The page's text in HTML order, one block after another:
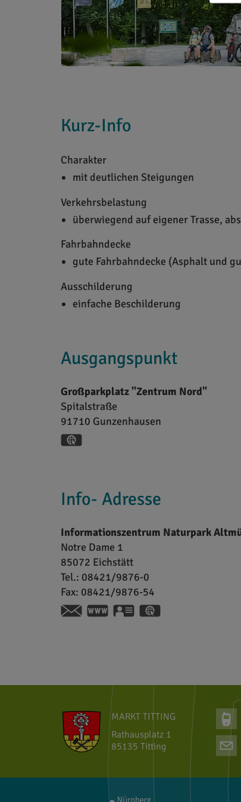
Kurz-Info
Charakter
mit deutlichen Steigungen
Verkehrsbelastung
überwiegend auf eigener Trasse,
Fahrbahndecke
gute Fahrbahndecke (Asphalt und
Ausschilderung
einfache Beschilderung
Ausgangspunkt
Großparkplatz "Zentrum Nord"
Spitalstraße
91710 Gunzenhausen
Info- Adresse
Informationszentrum Naturpark
Notre Dame 1
85072 Eichstätt
Tel.: 08421/9876-0
Fax: 08421/9876-54
https://www.naturpark-
vCard
MARKT TITTING
Rathausplatz 1
85135 Titting